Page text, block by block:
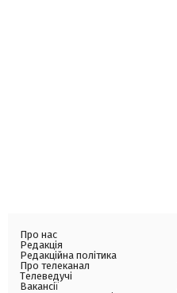
Про нас
Редакція
Редакційна політика
Про телеканал
Телеведучі
Вакансії